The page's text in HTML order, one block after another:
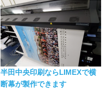
半田中央印刷ならLIMEXで横
断幕が製作できます